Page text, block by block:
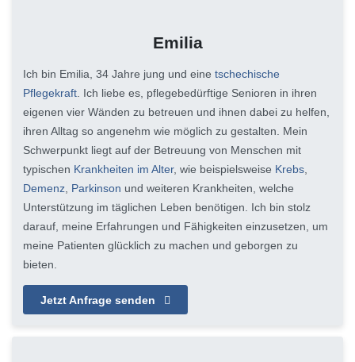
Emilia
Ich bin Emilia, 34 Jahre jung und eine tschechische
Pflegekraft. Ich liebe es, pflegebedürftige Senioren in ihren
eigenen vier Wänden zu betreuen und ihnen dabei zu helfen,
ihren Alltag so angenehm wie möglich zu gestalten. Mein
Schwerpunkt liegt auf der Betreuung von Menschen mit
typischen Krankheiten im Alter, wie beispielsweise Krebs,
Demenz, Parkinson und weiteren Krankheiten, welche
Unterstützung im täglichen Leben benötigen. Ich bin stolz
darauf, meine Erfahrungen und Fähigkeiten einzusetzen, um
meine Patienten glücklich zu machen und geborgen zu
bieten.
Jetzt Anfrage senden